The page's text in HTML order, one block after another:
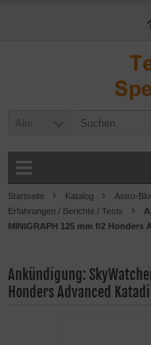
Alle
Startseite Katalog
Astro-
Erfahrungen / Berichte / Tests
MINIGRAPH 125 mm f/2
Ankündigung:
Honders Advanced